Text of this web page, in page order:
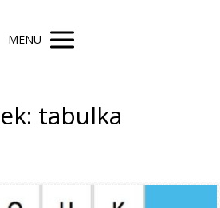
MENU
tabulka